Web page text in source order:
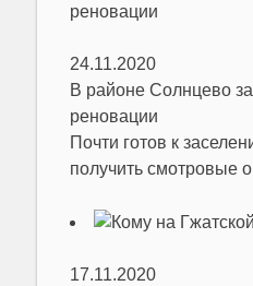
24.11.2020
В районе Солнцево
реновации
Почти готов к
получить смотровые
17.11.2020